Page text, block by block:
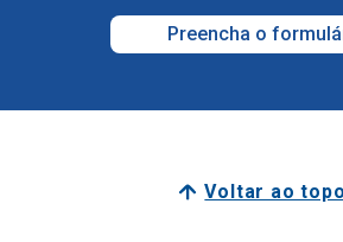
Preencha o
Voltar ao topo